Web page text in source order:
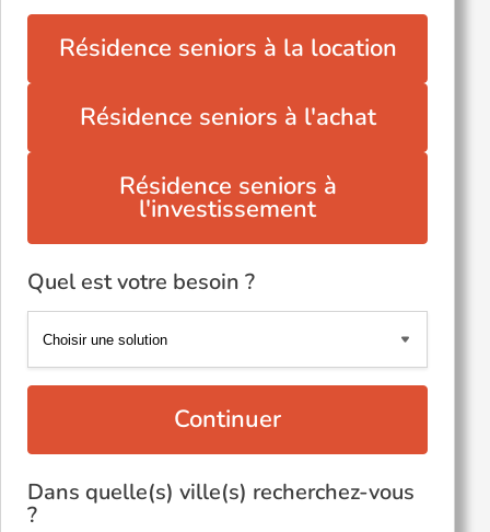
Résidence seniors à la location
Résidence seniors à l'achat
Résidence seniors à
l'investissement
Quel est votre besoin ?
Continuer
Dans quelle(s) ville(s) recherchez-vous
?